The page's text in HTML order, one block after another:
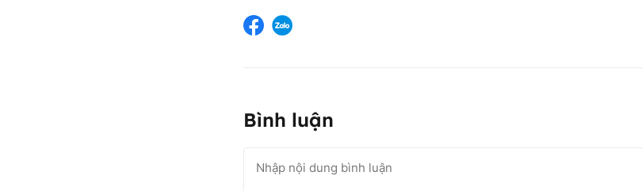
Bình luận